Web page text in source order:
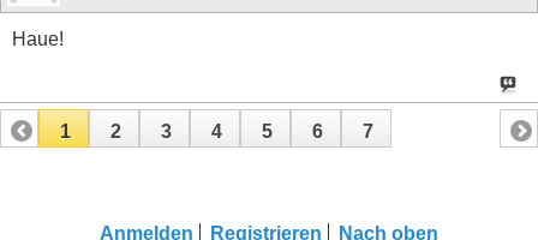
Haue!
1 2 3 4 5 6 7
Anmelden Registrieren Nach oben